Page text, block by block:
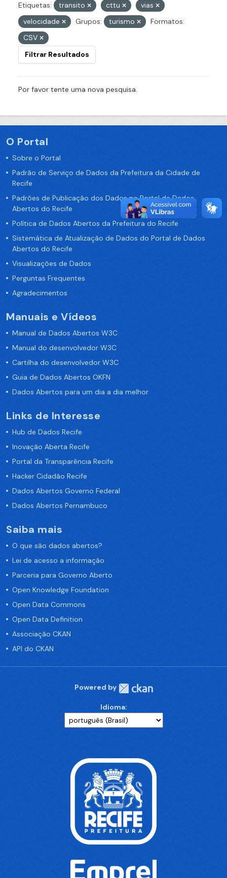
Etiquetas: transito cttu
vias
velocidade
Grupos: turismo
Formatos:
CSV
Filtrar Resultados
Por favor tente uma nova pesquisa.
O Portal
Sobre o Portal
Padrão de Serviço de Dados da Prefeitura da Cidade de
Recife
Padrões de Publicação dos Dados no Portal de Dados
Abertos do Recife
Política de Dados Abertos da Prefeitura do Recife
Sistemática de Atualização de Dados do Portal de Dados
Abertos do Recife
Visualizações de Dados
Perguntas Frequentes
Agradecimentos
Manuais e Vídeos
Manual de Dados Abertos W3C
Manual do desenvolvedor W3C
Cartilha do desenvolvedor W3C
Guia de Dados Abertos OKFN
Dados Abertos para um dia a dia melhor
Links de Interesse
Hub de Dados Recife
Inovação Aberta Recife
Portal da Transparência Recife
Hacker Cidadão Recife
Dados Abertos Governo Federal
Dados Abertos Pernambuco
Saiba mais
O que são dados abertos?
Lei de acesso a informação
Parceria para Governo Aberto
Open Knowledge Foundation
Open Data Commons
Open Data Definition
Associação CKAN
API do CKAN
Powered by
Idioma